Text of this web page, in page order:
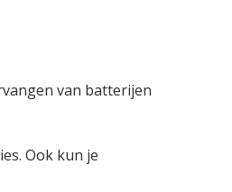
van batterijen
Ook kun je